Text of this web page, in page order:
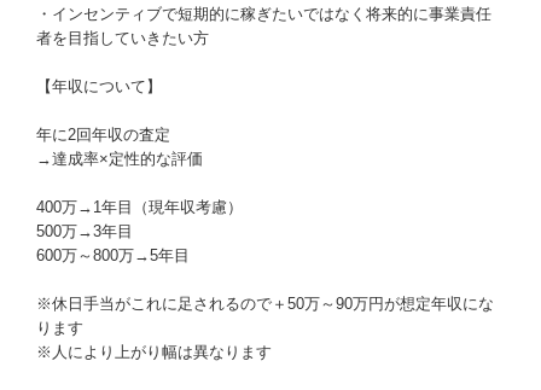
・インセンティブで短期的に稼ぎたいではなく将来的に事業責任
者を目指していきたい方
【年収について】
年に2回年収の査定
→達成率×定性的な評価
400万→1年目（現年収考慮）
500万→3年目
600万～800万→5年目
※休日手当がこれに足されるので＋50万～90万円が想定年収にな
ります
※人により上がり幅は異なります